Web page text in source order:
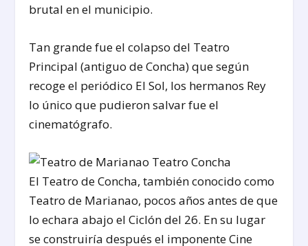
brutal en el municipio.
Tan grande fue el colapso del Teatro
Principal (antiguo de Concha) que según
recoge el periódico El Sol, los hermanos Rey
lo único que pudieron salvar fue el
cinematógrafo.
El Teatro de Concha, también conocido como
Teatro de Marianao, pocos años antes de que
lo echara abajo el Ciclón del 26. En su lugar
se construiría después el imponente Cine